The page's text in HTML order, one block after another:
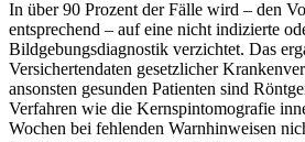
In über 90 Prozent der Fälle wird – den
entsprechend – auf eine nicht indizierte
Bildgebungsdiagnostik verzichtet. Das
Versichertendaten gesetzlicher
ansonsten gesunden Patienten sind
Verfahren wie die Kernspintomografie
Wochen bei fehlenden Warnhinweisen